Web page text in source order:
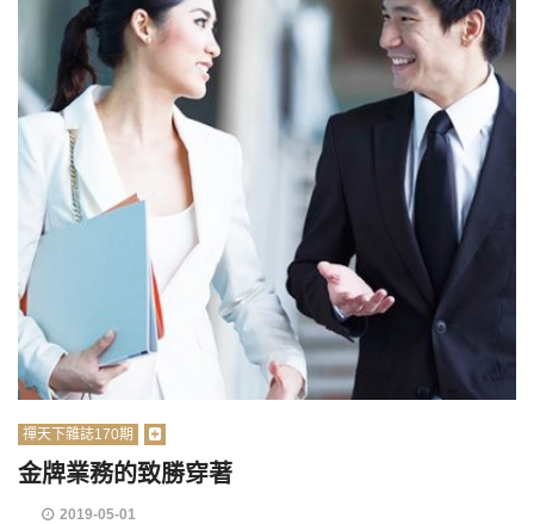
禪天下雜誌170期
金牌業務的致勝穿著
2019-05-01